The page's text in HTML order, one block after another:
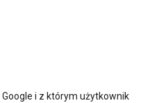
Google i z którym użytkownik